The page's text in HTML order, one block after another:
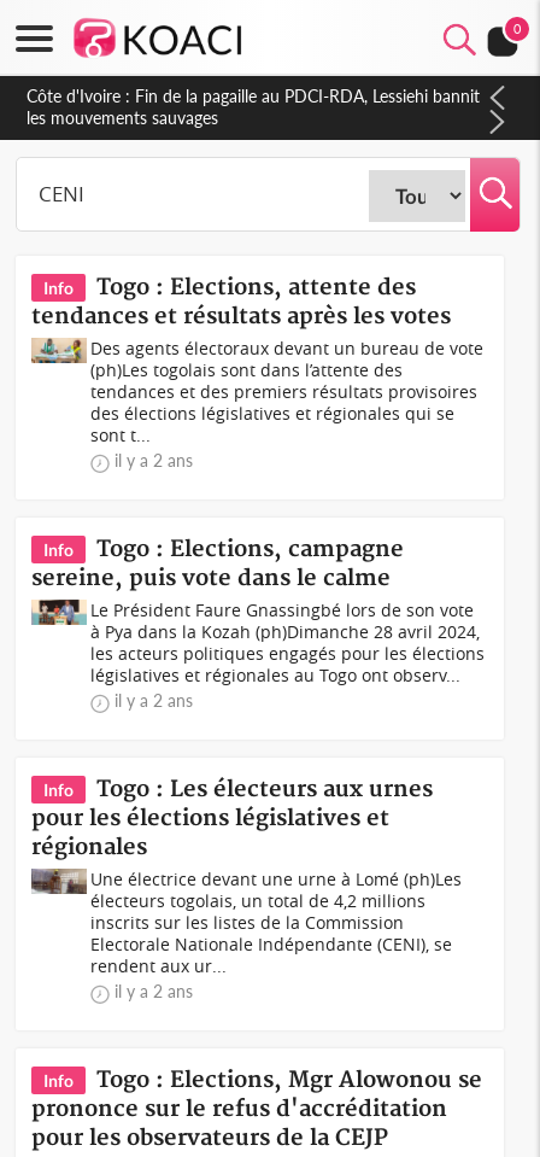
0
Côte d'Ivoire : Fin de la pagaille au PDCI-RDA, Lessiehi bannit
les mouvements sauvages
Info
Togo : Elections, attente des
tendances et résultats après les votes
Des agents électoraux devant un bureau de vote
(ph)Les togolais sont dans l’attente des
tendances et des premiers résultats provisoires
des élections législatives et régionales qui se
sont t...
il y a 2 ans
Info
Togo : Elections, campagne
sereine, puis vote dans le calme
Le Président Faure Gnassingbé lors de son vote
à Pya dans la Kozah (ph)Dimanche 28 avril 2024,
les acteurs politiques engagés pour les élections
législatives et régionales au Togo ont observ...
il y a 2 ans
Info
Togo : Les électeurs aux urnes
pour les élections législatives et
régionales
Une électrice devant une urne à Lomé (ph)Les
électeurs togolais, un total de 4,2 millions
inscrits sur les listes de la Commission
Electorale Nationale Indépendante (CENI), se
rendent aux ur...
il y a 2 ans
Info
Togo : Elections, Mgr Alowonou se
prononce sur le refus d'accréditation
pour les observateurs de la CEJP